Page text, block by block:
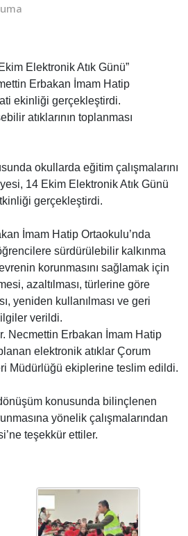
Elektronik Atık Günü”
Erbakan İmam Hatip
ekinliği gerçekleştirdi.
atıklarının toplanması
okullarda eğitim çalışmalarını
14 Ekim Elektronik Atık Günü
gerçekleştirdi.
İmam Hatip Ortaokulu’nda
sürdürülebilir kalkınma
korunmasını sağlamak için
azaltılması, türlerine göre
yeniden kullanılması ve geri
verildi.
Necmettin Erbakan İmam Hatip
elektronik atıklar Çorum
Müdürlüğü ekiplerine teslim edildi.
konusunda bilinçlenen
yönelik çalışmalarından
teşekkür ettiler.